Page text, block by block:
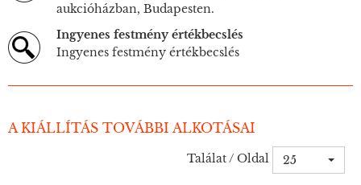
aukcióházban, Budapesten.
Ingyenes festmény értékbecslés
Ingyenes festmény értékbecslés
A KIÁLLÍTÁS TOVÁBBI ALKOTÁSAI
Találat / Oldal 25